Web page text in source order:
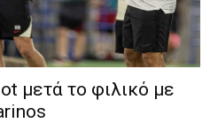
μετά το φιλικό με